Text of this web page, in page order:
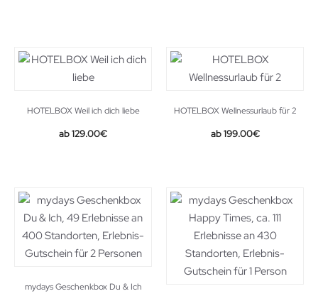
HOTELBOX Weil ich dich liebe
129.00€
HOTELBOX Wellnessurlaub für 2
199.00€
mydays Geschenkbox Du & Ich